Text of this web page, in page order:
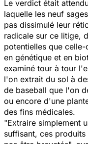
Le verdict était
laquelle les neuf
pas dissimulé leur
radicale sur ce litige,
potentielles que
en génétique et en
examiné tour à tour
l'on extrait du sol à
de baseball que l'on
ou encore d'une
des fins médicales.
"Extraire simplement
suffisant, ces